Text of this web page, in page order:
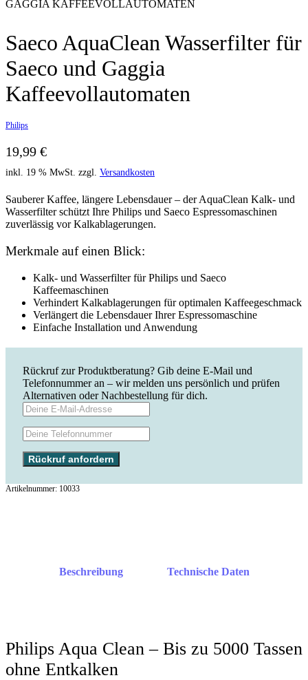
GAGGIA KAFFEEVOLLAUTOMATEN
Saeco AquaClean Wasserfilter für
Saeco und Gaggia
Kaffeevollautomaten
Philips
19,99 €
inkl. 19 % MwSt. zzgl. Versandkosten
Sauberer Kaffee, längere Lebensdauer – der AquaClean Kalk- und
Wasserfilter schützt Ihre Philips und Saeco Espressomaschinen
zuverlässig vor Kalkablagerungen.
Merkmale auf einen Blick:
Kalk- und Wasserfilter für Philips und Saeco
Kaffeemaschinen
Verhindert Kalkablagerungen für optimalen Kaffeegeschmack
Verlängert die Lebensdauer Ihrer Espressomaschine
Einfache Installation und Anwendung
Rückruf zur Produktberatung? Gib deine E-Mail und
Telefonnummer an – wir melden uns persönlich und prüfen
Alternativen oder Nachbestellung für dich.
Rückruf anfordern
10033
Beschreibung Technische Daten
Philips Aqua Clean – Bis zu 5000 Tassen
ohne Entkalken